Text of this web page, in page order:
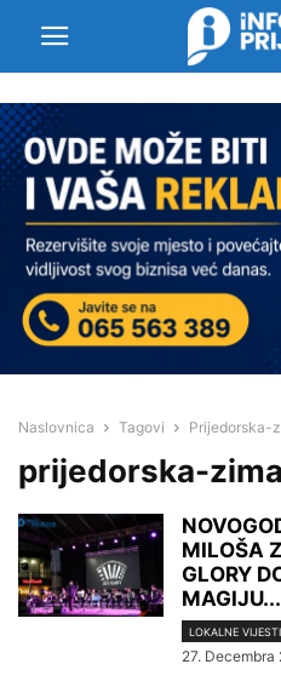
Naslovnica Tagovi Prijedorska-
prijedorska-
MILOŠA
GLORY
MAGIJU...
LOKALNE VIJESTI
27. Decembra